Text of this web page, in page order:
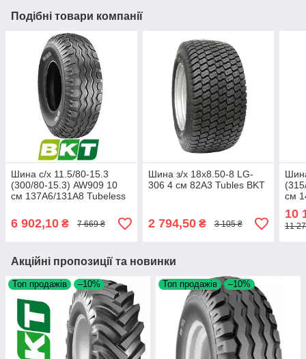
Подібні товари компанії
Шина с/х 11.5/80-15.3
(300/80-15.3) AW909 10
см 137A6/131A8 Tubeless
6 902,10 ₴ 7 669 ₴
Шина з/х 18x8.50-8 LG-
306 4 см 82A3 Tubles BKT
2 794,50₴ 3 105 ₴
см
10
11
Акційні пропозиції та новинки
Топ продажів –10% Топ продажів –10%